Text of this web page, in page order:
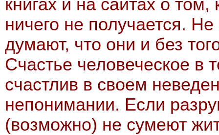
книгах и на сайтах о
ничего не получается.
думают, что они и без
Счастье человеческое в
счастлив в своем
непонимании. Если
(возможно) не сумеют